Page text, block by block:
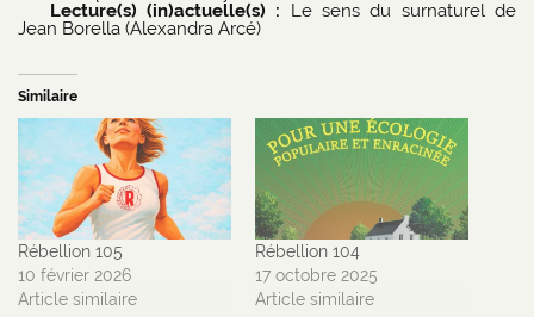
Lecture(s) (in)actuelle(s) : Le sens du surnaturel de
Jean Borella (Alexandra Arcé)
Similaire
Rébellion 105
10 février 2026
Article similaire
Rébellion 104
17 octobre 2025
Article similaire